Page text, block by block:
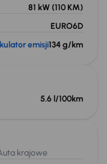
krajowe
81 kW (110 KM)
EURO6D
emisji134 g/km
5.6 l/100km